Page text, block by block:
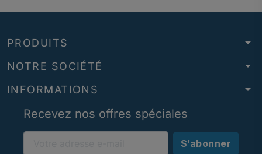
PRODUITS arrow_drop_down
NOTRE SOCIÉTÉ arrow_drop_down
INFORMATIONS
arrow_drop_down
Recevez nos offres spéciales